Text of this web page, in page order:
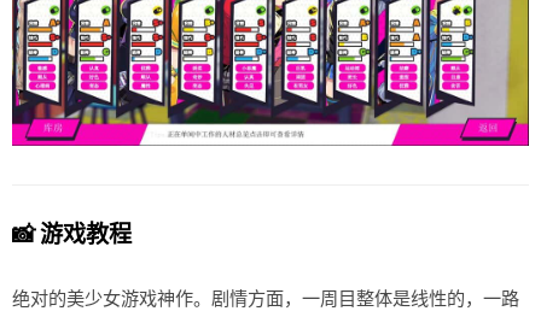
📸 游戏教程
绝对的美少女游戏神作。剧情方面，一周目整体是线性的，一路